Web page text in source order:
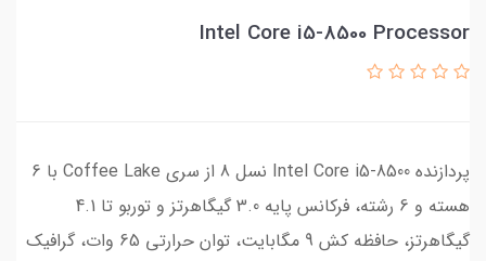
Intel Core i5-8500 Processor
پردازنده Intel Core i5-8500 نسل 8 از سری Coffee Lake با 6
هسته و 6 رشته، فرکانس پایه 3.0 گیگاهرتز و توربو تا 4.1
گیگاهرتز، حافظه کش 9 مگابایت، توان حرارتی 65 وات، گرافیک